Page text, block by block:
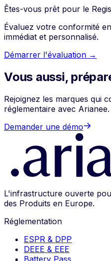
Êtes-vous prêt pour le
Évaluez votre conformité
immédiat et personnalisé.
Démarrer l'évaluation →
Vous aussi,
Rejoignez les marques qui
réglementaire avec
Demander une démo
L'infrastructure ouverte
des Produits en Europe.
Réglementation
ESPR & DPP
DEEE & EEE
Battery Pass